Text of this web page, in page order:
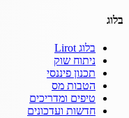
בלוג
בלוג Lirot
ניתוח שוק
תכנון פיננסי
הטבות מס
טיפים ומדריכים
חדשות ועדכונים